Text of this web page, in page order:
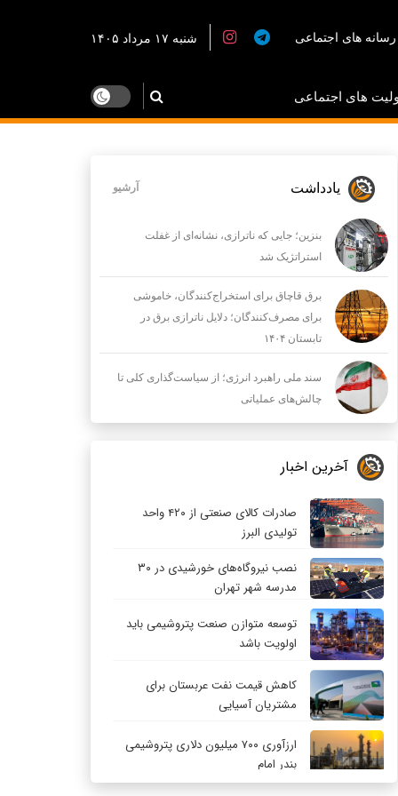
های اجتماعی شنبه ۱۷ مرداد ۱۴۰۵
های اجتماعی
یادداشت آرشیو
بنزین؛ جایی که ناترازی، نشانه‌ای از غفلت
استراتژیک شد
برق قاچاق برای استخراج‌کنندگان، خاموشی
برای مصرف‌کنندگان؛ دلایل ناترازی برق در
تابستان ۱۴۰۴
سند ملی راهبرد انرژی؛ از سیاست‌گذاری کلی تا
چالش‌های عملیاتی
آخرین اخبار
صادرات کالای صنعتی از ۴۲۰ واحد
تولیدی البرز
نصب نیروگاه‌های خورشیدی در ۳۰
مدرسه شهر تهران
توسعه متوازن صنعت پتروشیمی باید
اولویت باشد
کاهش قیمت نفت عربستان برای
مشتریان آسیایی
ارزآوری ۷۰۰ میلیون دلاری پتروشیمی
بندر امام